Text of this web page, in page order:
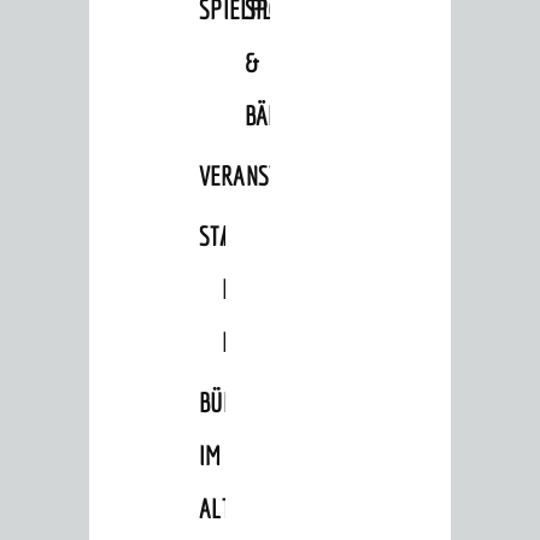
SPIELPLÄTZE
SPORTSTÄTTEN
&
BÄDER
VERANSTALTUNGSRÄUME
STADTHALLE
ROLF-
ENGELBRECHT-
HAUS
BÜRGERSAAL
IM
ALTEN